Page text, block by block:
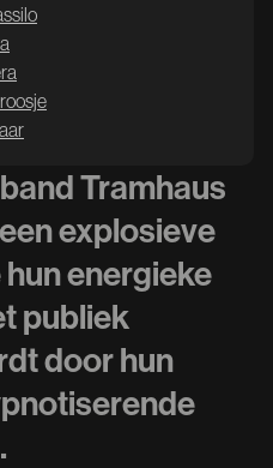
Tramhaus
explosieve
energieke
publiek
door hun